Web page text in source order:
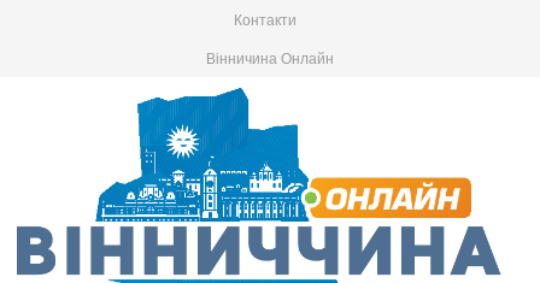
Контакти
Вінничина Онлайн